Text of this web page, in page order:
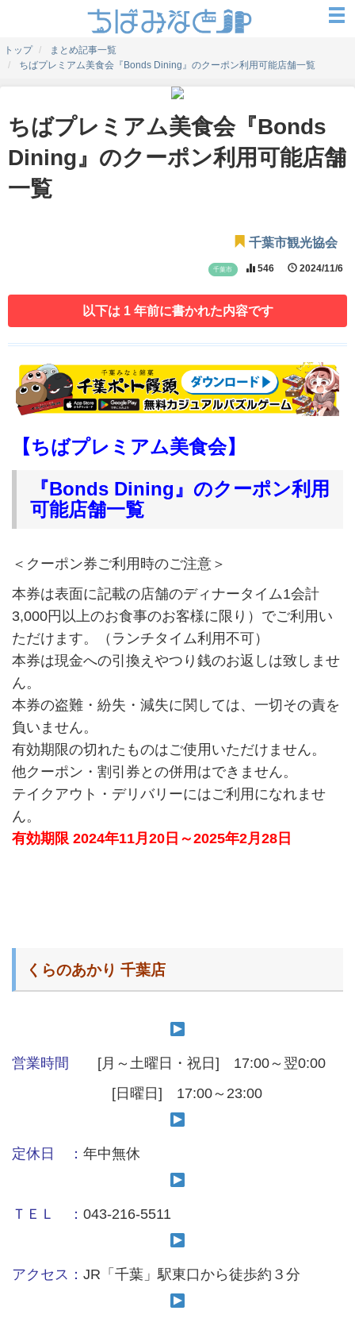
トップ
まとめ記事一覧
ちばプレミアム美食会『Bonds Dining』のクーポン利用可能店舗一覧
ちばプレミアム美食会『Bonds
Dining』のクーポン利用可能店舗
一覧
千葉市観光協会
千葉市 546 2024/11/6
以下は 1 年前に書かれた内容です
【ちばプレミアム美食会】
『Bonds Dining』のクーポン利用
可能店舗一覧
＜クーポン券ご利用時のご注意＞
本券は表面に記載の店舗のディナータイム1会計
3,000円以上のお食事のお客様に限り）でご利用い
ただけます。（ランチタイム利用不可）
本券は現金への引換えやつり銭のお返しは致しませ
ん。
本券の盗難・紛失・減失に関しては、一切その責を
負いません。
有効期限の切れたものはご使用いただけません。
他クーポン・割引券との併用はできません。
テイクアウト・デリバリーにはご利用になれませ
ん。
有効期限 2024年11月20日～2025年2月28日
くらのあかり 千葉店
営業時間 [月～土曜日・祝日] 17:00～翌0:00
[日曜日] 17:00～23:00
定休日 ： 年中無休
ＴＥＬ ： 043-216-5511
アクセス ： JR「千葉」駅東口から徒歩約３分